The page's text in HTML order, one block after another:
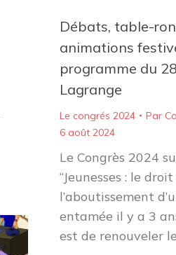
Débats, table-
animations
programme du
Lagrange
Le congrés 2024 Par
6 août 2024
Le Congrès 2024
“Jeunesses : le
l’aboutissement
entamée il y a 3
est de renouveler